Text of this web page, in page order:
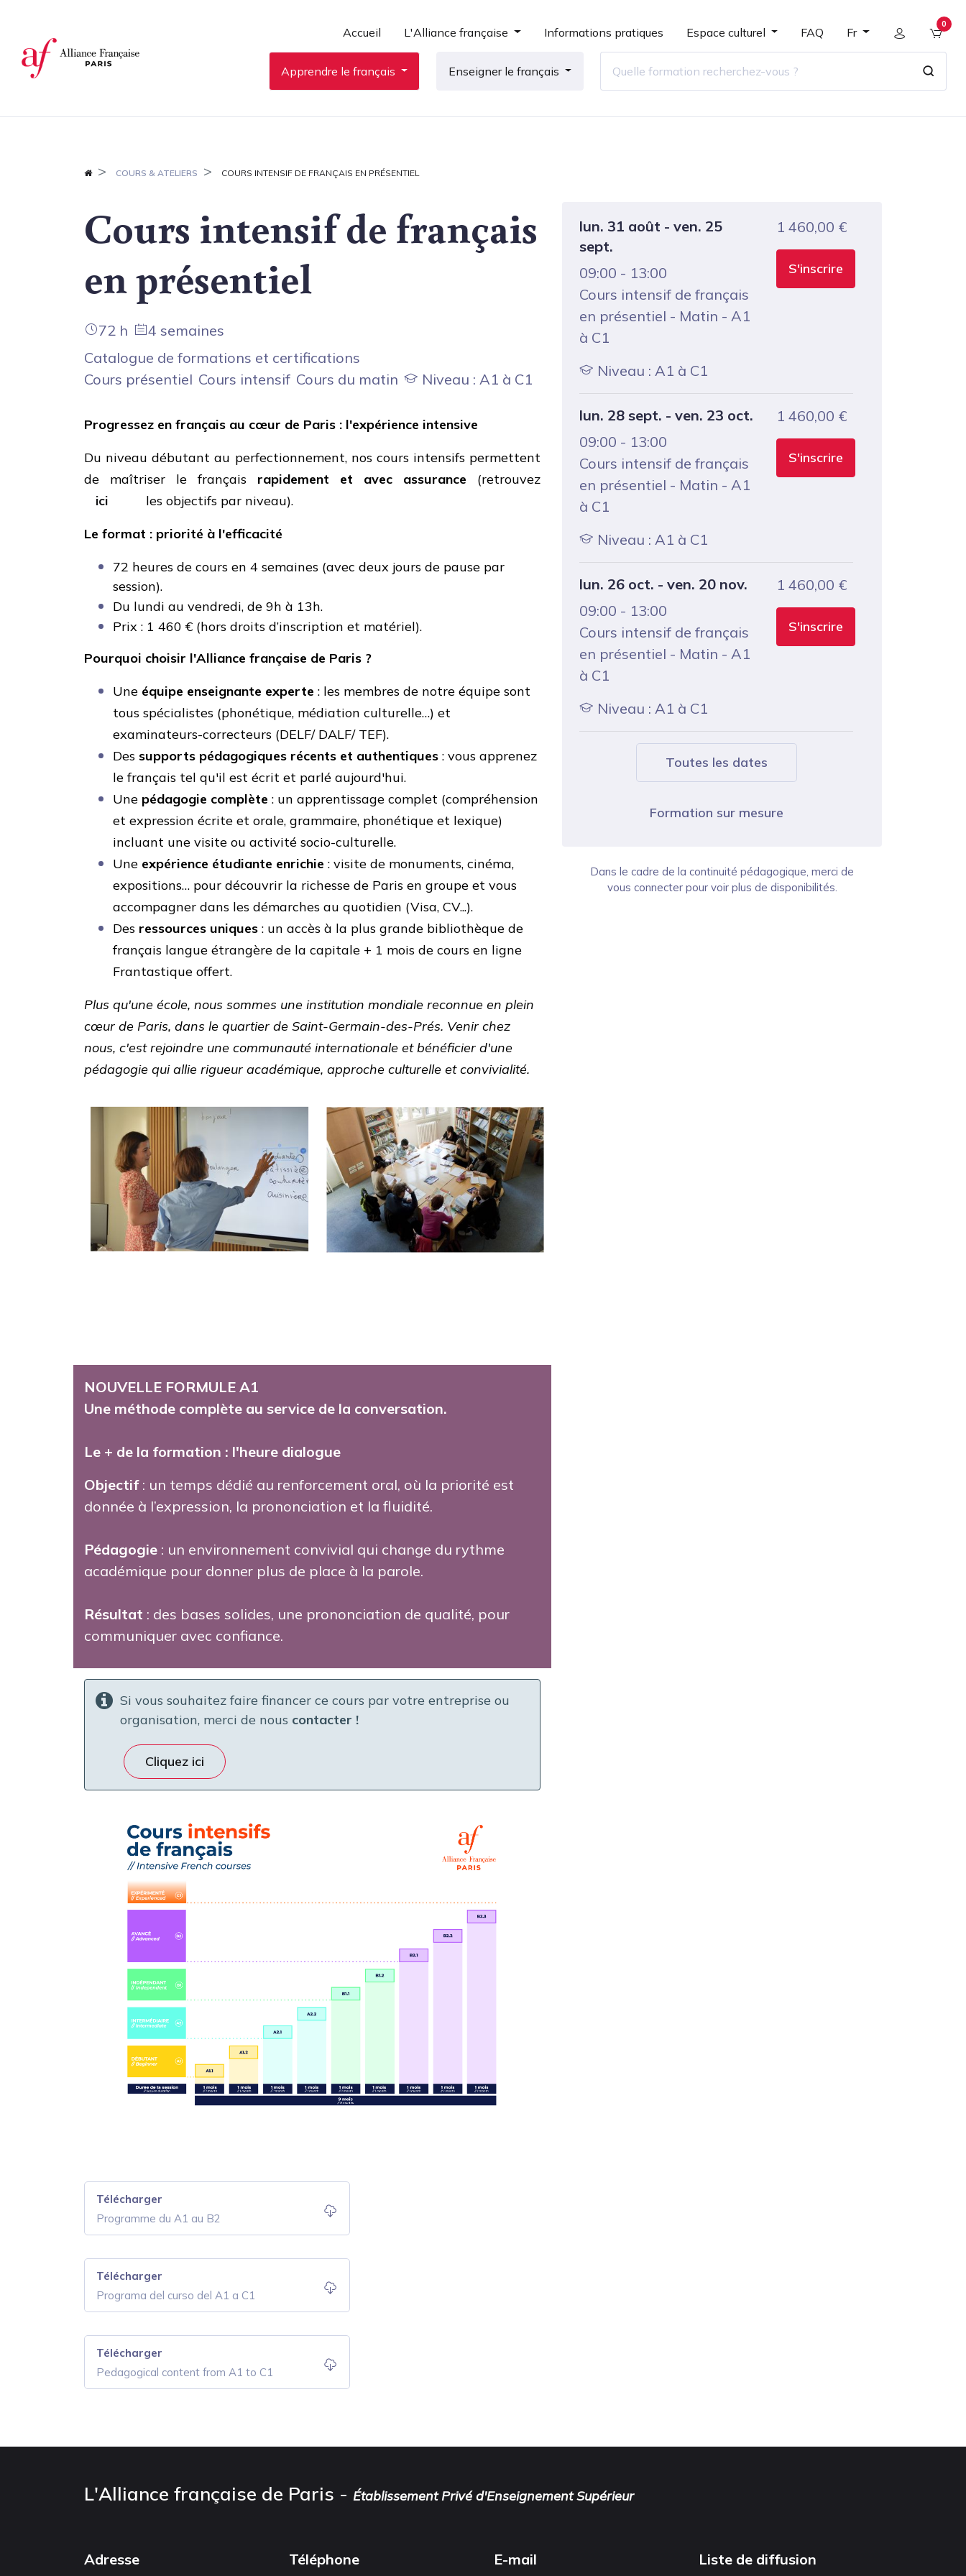
Accueil L'Alliance française Informations pratiques Espace culturel FAQ Fr
0
Apprendre le français Enseigner le français
COURS & ATELIERS COURS INTENSIF DE FRANÇAIS EN PRÉSENTIEL
Cours intensif de français
en présentiel
72 h
4 semaines
Catalogue de formations et certifications
Cours présentiel Cours intensif Cours du matin Niveau : A1 à C1
Progressez en français au cœur de Paris : l'expérience intensive
Du niveau débutant au perfectionnement, nos cours intensifs permettent
de maîtriser le français rapidement et avec assurance (retrouvez
ici
les objectifs par niveau).
Le format : priorité à l'efficacité
72 heures de cours en 4 semaines (avec deux jours de pause par
session).
Du lundi au vendredi, de 9h à 13h.
Prix : 1 460 € (hors droits d’inscription et matériel).
Pourquoi choisir l'Alliance française de Paris ?
Une équipe enseignante experte : les membres de notre équipe sont
tous spécialistes (phonétique, médiation culturelle…) et
examinateurs-correcteurs (DELF/ DALF/ TEF).
Des supports pédagogiques récents et authentiques : vous apprenez
le français tel qu'il est écrit et parlé aujourd'hui.
Une pédagogie complète : un apprentissage complet (compréhension
et expression écrite et orale, grammaire, phonétique et lexique)
incluant une visite ou activité socio-culturelle.
Une expérience étudiante enrichie : visite de monuments, cinéma,
expositions… pour découvrir la richesse de Paris en groupe et vous
accompagner dans les démarches au quotidien (Visa, CV...).
Des ressources uniques : un accès à la plus grande bibliothèque de
français langue étrangère de la capitale + 1 mois de cours en ligne
Frantastique offert.
Plus qu'une école, nous sommes une institution mondiale reconnue en plein
cœur de Paris, dans le quartier de Saint-Germain-des-Prés. Venir chez
nous, c'est rejoindre une communauté internationale et bénéficier d'une
pédagogie qui allie rigueur académique, approche culturelle et convivialité.
NOUVELLE FORMULE A1
Une méthode complète au service de la conversation.
Le + de la formation : l'heure dialogue
Objectif : un temps dédié au renforcement oral, où la priorité est
donnée à l’expression, la prononciation et la fluidité.
Pédagogie : un environnement convivial qui change du rythme
académique pour donner plus de place à la parole.
Résultat : des bases solides, une prononciation de qualité, pour
communiquer avec confiance.
Si vous souhaitez faire financer ce cours par votre entreprise ou
organisation, merci de nous contacter !
Cliquez ici
Télécharger
Programme du A1 au B2
Télécharger
Programa del curso del A1 a C1
Télécharger
Pedagogical content from A1 to C1
lun. 31 août - ven. 25
sept.
09:00 - 13:00
Cours intensif de français
en présentiel - Matin - A1
à C1
Niveau : A1 à C1
1 460,00 €
S'inscrire
lun. 28 sept. - ven. 23 oct.
09:00 - 13:00
Cours intensif de français
en présentiel - Matin - A1
à C1
Niveau : A1 à C1
1 460,00 €
S'inscrire
lun. 26 oct. - ven. 20 nov.
09:00 - 13:00
Cours intensif de français
en présentiel - Matin - A1
à C1
Niveau : A1 à C1
1 460,00 €
S'inscrire
Toutes les dates
Formation sur mesure
Dans le cadre de la continuité pédagogique, merci de
vous connecter pour voir plus de disponibilités.
L'Alliance française de Paris - Établissement Privé d'Enseignement Supérieur
Adresse Téléphone E-mail Liste de diffusion